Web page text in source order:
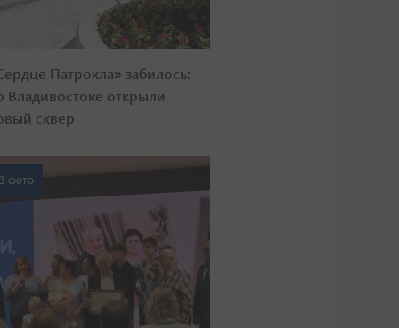
Патрокла» забилось:
Владивостоке открыли
сквер
фото